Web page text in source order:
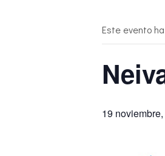
Este evento
19